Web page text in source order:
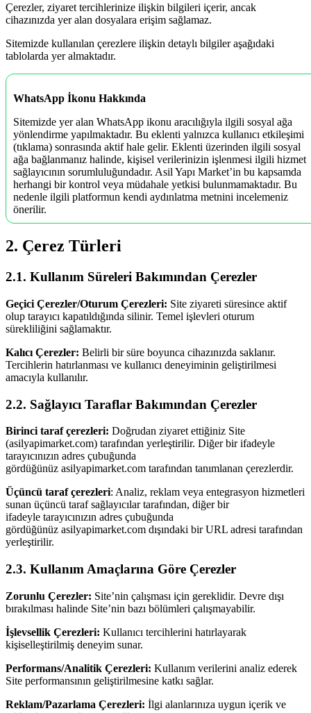
Çerezler, ziyaret tercihlerinize ilişkin bilgileri içerir, ancak
cihazınızda yer alan dosyalara erişim sağlamaz.
Sitemizde kullanılan çerezlere ilişkin detaylı bilgiler aşağıdaki
tablolarda yer almaktadır.
WhatsApp İkonu Hakkında
Sitemizde yer alan WhatsApp ikonu aracılığıyla ilgili sosyal ağa
yönlendirme yapılmaktadır. Bu eklenti yalnızca kullanıcı etkileşimi
(tıklama) sonrasında aktif hale gelir. Eklenti üzerinden ilgili sosyal
ağa bağlanmanız halinde, kişisel verilerinizin işlenmesi ilgili hizmet
sağlayıcının sorumluluğundadır. Asil Yapı Market’in bu kapsamda
herhangi bir kontrol veya müdahale yetkisi bulunmamaktadır. Bu
nedenle ilgili platformun kendi aydınlatma metnini incelemeniz
önerilir.
2. Çerez Türleri
2.1. Kullanım Süreleri Bakımından Çerezler
Geçici Çerezler/Oturum Çerezleri: Site ziyareti süresince aktif
olup tarayıcı kapatıldığında silinir. Temel işlevleri oturum
sürekliliğini sağlamaktır.
Kalıcı Çerezler: Belirli bir süre boyunca cihazınızda saklanır.
Tercihlerin hatırlanması ve kullanıcı deneyiminin geliştirilmesi
amacıyla kullanılır.
2.2. Sağlayıcı Taraflar Bakımından Çerezler
Birinci taraf çerezleri: Doğrudan ziyaret ettiğiniz Site
(asilyapimarket.com) tarafından yerleştirilir. Diğer bir ifadeyle
tarayıcınızın adres çubuğunda
gördüğünüz asilyapimarket.com tarafından tanımlanan çerezlerdir.
Üçüncü taraf çerezleri: Analiz, reklam veya entegrasyon hizmetleri
sunan üçüncü taraf sağlayıcılar tarafından, diğer bir
ifadeyle tarayıcınızın adres çubuğunda
gördüğünüz asilyapimarket.com dışındaki bir URL adresi tarafından
yerleştirilir.
2.3. Kullanım Amaçlarına Göre Çerezler
Zorunlu Çerezler: Site’nin çalışması için gereklidir. Devre dışı
bırakılması halinde Site’nin bazı bölümleri çalışmayabilir.
İşlevsellik Çerezleri: Kullanıcı tercihlerini hatırlayarak
kişiselleştirilmiş deneyim sunar.
Performans/Analitik Çerezleri: Kullanım verilerini analiz ederek
Site performansının geliştirilmesine katkı sağlar.
Reklam/Pazarlama Çerezleri: İlgi alanlarınıza uygun içerik ve